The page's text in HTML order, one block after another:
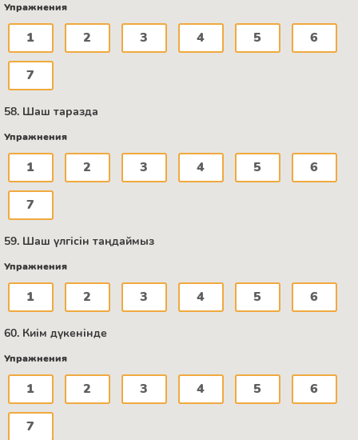
Упражнения
1 2 3 4 5 6
7
58. Шаш таразда
Упражнения
1 2 3 4 5 6
7
59. Шаш үлгісін таңдаймыз
Упражнения
1 2 3 4 5 6
60. Киім дүкенінде
Упражнения
1 2 3 4 5 6
7